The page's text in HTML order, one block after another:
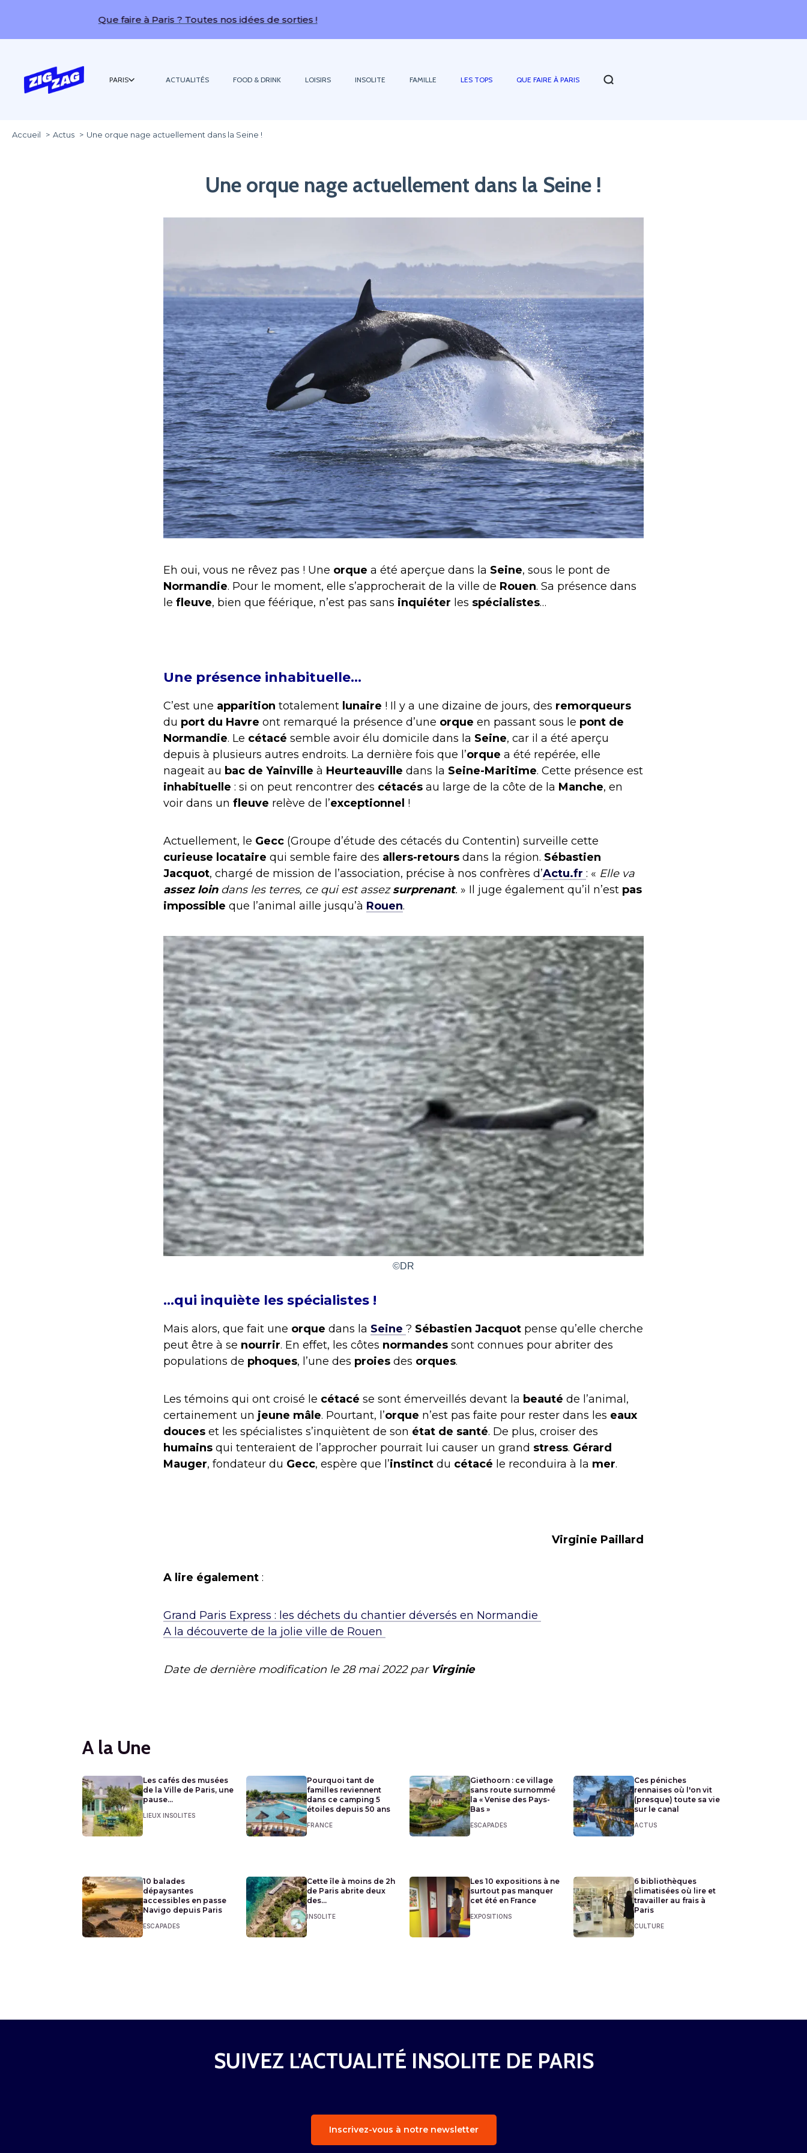
Que faire à Paris ? Toutes nos idées de sorties !
PARIS ACTUALITÉS FOOD & DRINK LOISIRS INSOLITE FAMILLE LES TOPS QUE FAIRE À PARIS
Accueil Actus Une orque nage actuellement dans la Seine !
Une orque nage actuellement dans la Seine !
Eh oui, vous ne rêvez pas ! Une orque a été aperçue dans la Seine, sous le pont de
Normandie. Pour le moment, elle s’approcherait de la ville de Rouen. Sa présence dans
le fleuve, bien que féérique, n’est pas sans inquiéter les spécialistes…
Une présence inhabituelle…
C’est une apparition totalement lunaire ! Il y a une dizaine de jours, des remorqueurs
du port du Havre ont remarqué la présence d’une orque en passant sous le pont de
Normandie. Le cétacé semble avoir élu domicile dans la Seine, car il a été aperçu
depuis à plusieurs autres endroits. La dernière fois que l’orque a été repérée, elle
nageait au bac de Yainville à Heurteauville dans la Seine-Maritime. Cette présence est
inhabituelle : si on peut rencontrer des cétacés au large de la côte de la Manche, en
voir dans un fleuve relève de l’exceptionnel !
Actuellement, le Gecc (Groupe d’étude des cétacés du Contentin) surveille cette
curieuse locataire qui semble faire des allers-retours dans la région. Sébastien
Jacquot, chargé de mission de l’association, précise à nos confrères d’Actu.fr : « Elle va
assez loindans les terres, ce qui est assezsurprenant. » Il juge également qu’il n’est pas
impossible que l’animal aille jusqu’à Rouen.
©DR
…qui inquiète les spécialistes !
Mais alors, que fait une orque dans la Seine ? Sébastien Jacquot pense qu’elle cherche
peut être à se nourrir. En effet, les côtes normandes sont connues pour abriter des
populations de phoques, l’une des proies des orques.
Les témoins qui ont croisé le cétacé se sont émerveillés devant la beauté de l’animal,
certainement un jeune mâle. Pourtant, l’orque n’est pas faite pour rester dans les eaux
douces et les spécialistes s’inquiètent de son état de santé. De plus, croiser des
humains qui tenteraient de l’approcher pourrait lui causer un grand stress. Gérard
Mauger, fondateur du Gecc, espère que l’instinct du cétacé le reconduira à la mer.
Virginie Paillard
A lire également :
Grand Paris Express : les déchets du chantier déversés en Normandie
A la découverte de la jolie ville de Rouen
Date de dernière modification le28 mai 2022par Virginie
A la Une
Les cafés des musées
de la Ville de Paris, une
pause...
LIEUX INSOLITES
Pourquoi tant de
familles reviennent
dans ce camping 5
étoiles depuis 50 ans
FRANCE
Giethoorn : ce village
sans route surnommé
la « Venise des Pays-
Bas »
ESCAPADES
Ces péniches
rennaises où l'on vit
(presque) toute sa vie
sur le canal
ACTUS
10 balades
dépaysantes
accessibles en passe
Navigo depuis Paris
ESCAPADES
Cette île à moins de 2h
de Paris abrite deux
des...
INSOLITE
Les 10 expositions à ne
surtout pas manquer
cet été en France
EXPOSITIONS
6 bibliothèques
climatisées où lire et
travailler au frais à
Paris
CULTURE
SUIVEZ L'ACTUALITÉ INSOLITE DE PARIS
Inscrivez-vous à notre newsletter